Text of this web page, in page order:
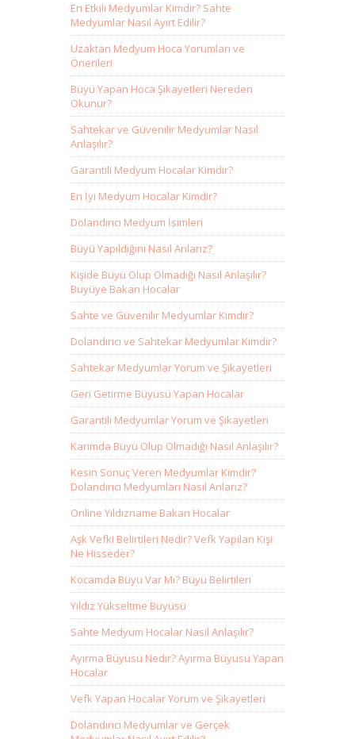
En Etkili Medyumlar Kimdir? Sahte
Medyumlar Nasıl Ayırt Edilir?
Uzaktan Medyum Hoca Yorumları ve
Önerileri
Büyü Yapan Hoca Şikayetleri Nereden
Okunur?
Sahtekar ve Güvenilir Medyumlar Nasıl
Anlaşılır?
Garantili Medyum Hocalar Kimdir?
En İyi Medyum Hocalar Kimdir?
Dolandırıcı Medyum İsimleri
Büyü Yapıldığını Nasıl Anlarız?
Kişide Büyü Olup Olmadığı Nasıl Anlaşılır?
Büyüye Bakan Hocalar
Sahte ve Güvenilir Medyumlar Kimdir?
Dolandırıcı ve Sahtekar Medyumlar Kimdir?
Sahtekar Medyumlar Yorum ve Şikayetleri
Geri Getirme Büyüsü Yapan Hocalar
Garantili Medyumlar Yorum ve Şikayetleri
Karımda Büyü Olup Olmadığı Nasıl Anlaşılır?
Kesin Sonuç Veren Medyumlar Kimdir?
Dolandırıcı Medyumları Nasıl Anlarız?
Online Yıldızname Bakan Hocalar
Aşk Vefki Belirtileri Nedir? Vefk Yapılan Kişi
Ne Hisseder?
Kocamda Büyü Var Mı? Büyü Belirtileri
Yıldız Yükseltme Büyüsü
Sahte Medyum Hocalar Nasıl Anlaşılır?
Ayırma Büyüsü Nedir? Ayırma Büyüsü Yapan
Hocalar
Vefk Yapan Hocalar Yorum ve Şikayetleri
Dolandırıcı Medyumlar ve Gerçek